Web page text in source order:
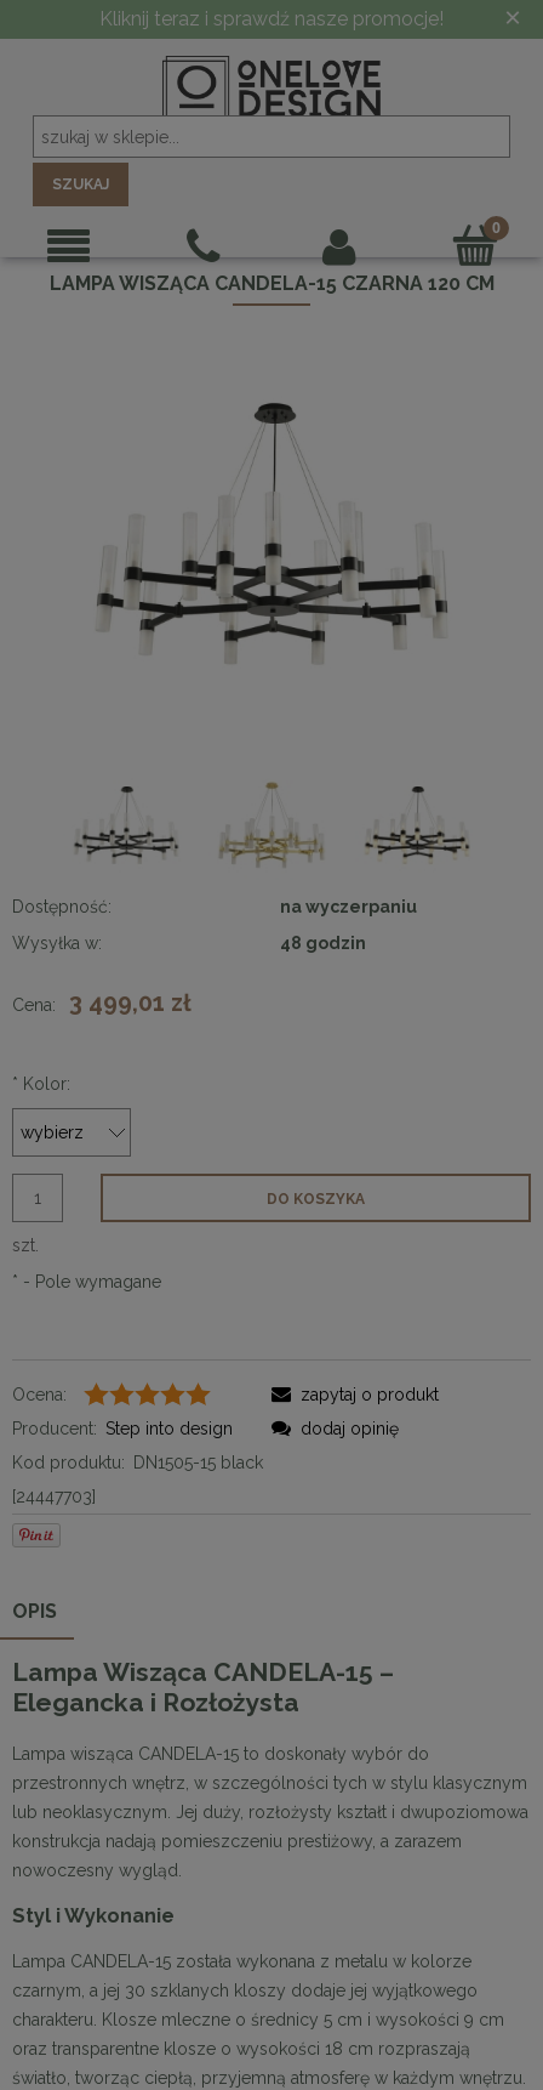
Kliknij teraz i sprawdź nasze promocje! ×
SZUKAJ
LAMPA WISZĄCA CANDELA-15 CZARNA 120 CM
Dostępność:
na wyczerpaniu
Wysyłka w:
48 godzin
Cena: 3 499,01 zł
* Kolor:
szt.
DO KOSZYKA
* - Pole wymagane
Ocena:
Producent: Step into design
Kod produktu:
DN1505-15 black
[24447703]
zapytaj o produkt
dodaj opinię
OPIS
Lampa Wisząca CANDELA-15 –
Elegancka i Rozłożysta
Lampa wisząca CANDELA-15 to doskonały wybór do
przestronnych wnętrz, w szczególności tych w stylu klasycznym
lub neoklasycznym. Jej duży, rozłożysty kształt i dwupoziomowa
konstrukcja nadają pomieszczeniu prestiżowy, a zarazem
nowoczesny wygląd.
Styl i Wykonanie
Lampa CANDELA-15 została wykonana z metalu w kolorze
czarnym, a jej 30 szklanych kloszy dodaje jej wyjątkowego
charakteru. Klosze mleczne o średnicy 5 cm i wysokości 9 cm
oraz transparentne klosze o wysokości 18 cm rozpraszają
światło, tworząc ciepłą, przyjemną atmosferę w każdym wnętrzu.